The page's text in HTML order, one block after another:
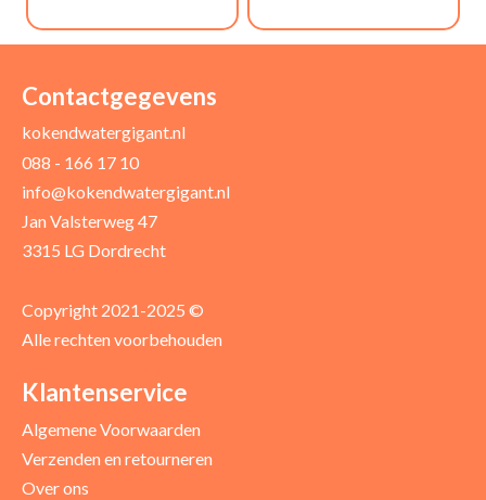
Contactgegevens
kokendwatergigant.nl
088 - 166 17 10
info@kokendwatergigant.nl
Jan Valsterweg 47
3315 LG Dordrecht
Copyright 2021-2025 ©
Alle rechten voorbehouden
Klantenservice
Algemene Voorwaarden
Verzenden en retourneren
Over ons